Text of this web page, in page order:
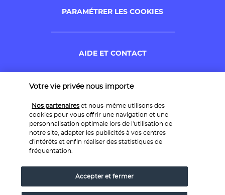
PARAMÉTRER LES COOKIES
AIDE ET CONTACT
GARANTIE DU MEILLEUR PRIX
Site édité par PerfectStay.com en partenariat avec Cdiscount. Les
Votre vie privée nous importe
Nos partenaires et nous-même utilisons des
cookies pour vous offrir une navigation et une
personnalisation optimale lors de l'utilisation de
notre site, adapter les publicités à vos centres
d'intérêts et enfin réaliser des statistiques de
fréquentation.
Accepter et fermer